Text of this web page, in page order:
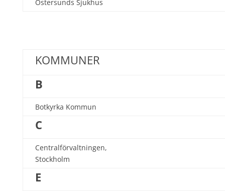
Östersunds Sjukhus
KOMMUNER
B
Botkyrka Kommun
C
Centralförvaltningen,
Stockholm
E